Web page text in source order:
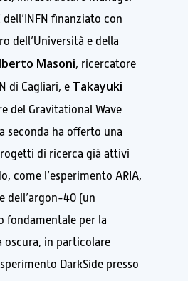
finanziato con
dell’Università e della
Masoni, ricercatore
di Cagliari, e Takayuki
del Gravitational Wave
seconda ha offerto una
di ricerca già attivi
come l’esperimento ARIA,
dell’argon-40 (un
fondamentale per la
oscura, in particolare
DarkSide presso